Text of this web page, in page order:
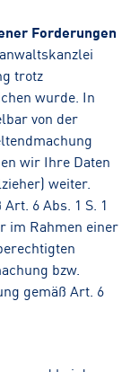
Forderungen
trotz
wurde. In
von der
wir Ihre Daten
weiter.
6 Abs. 1 S. 1
im Rahmen einer
bzw.
gemäß Art. 6